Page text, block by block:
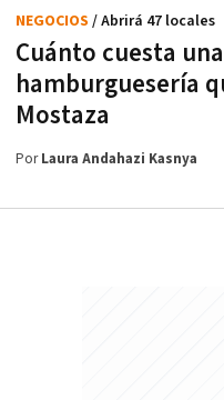
Cuánto cuesta
hamburguesería
Mostaza
NEGOCIOS / Abrirá 47 locales
PorLaura Andahazi Kasnya